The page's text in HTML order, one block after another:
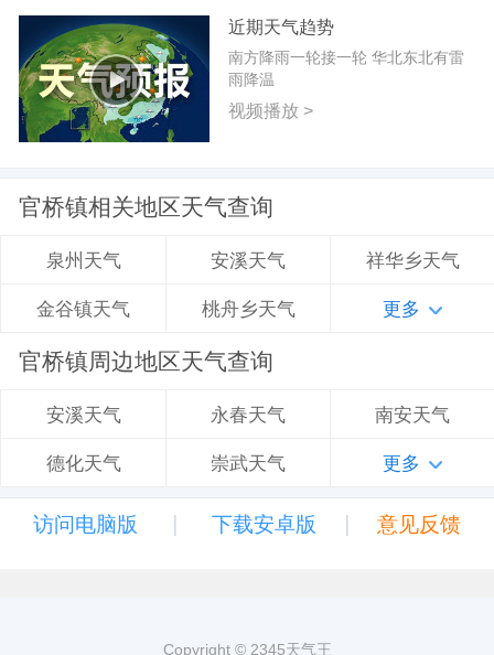
近期天气趋势
南方降雨一轮接一轮 华北东北有雷
雨降温
视频播放 >
官桥镇相关地区天气查询
泉州天气 安溪天气 祥华乡天气
金谷镇天气 桃舟乡天气 更多
官桥镇周边地区天气查询
安溪天气 永春天气 南安天气
德化天气 崇武天气 更多
访问电脑版 | 下载安卓版 | 意见反馈
Copyright © 2345天气王